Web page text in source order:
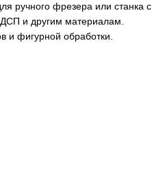
ручного фрезера или станка с
и другим материалам.
и фигурной обработки.